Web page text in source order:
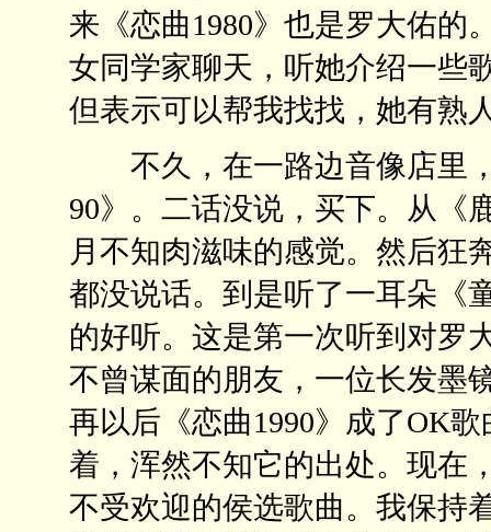
来《恋曲1980》也是罗大佑的
女同学家聊天，听她介绍一些
但表示可以帮我找找，她有熟
不久，在一路边音像店里，
90》。二话没说，买下。从《
月不知肉滋味的感觉。然后狂
都没说话。到是听了一耳朵《
的好听。这是第一次听到对罗
不曾谋面的朋友，一位长发墨
再以后《恋曲1990》成了OK
着，浑然不知它的出处。现在
不受欢迎的侯选歌曲。我保持